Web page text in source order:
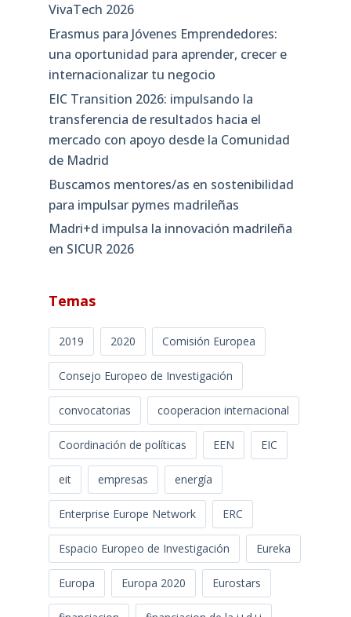
VivaTech 2026
Erasmus para Jóvenes Emprendedores:
una oportunidad para aprender, crecer e
internacionalizar tu negocio
EIC Transition 2026: impulsando la
transferencia de resultados hacia el
mercado con apoyo desde la Comunidad
de Madrid
Buscamos mentores/as en sostenibilidad
para impulsar pymes madrileñas
Madri+d impulsa la innovación madrileña
en SICUR 2026
Temas
2019 2020 Comisión Europea
Consejo Europeo de Investigación
convocatorias cooperacion internacional
Coordinación de políticas EEN EIC
eit empresas energía
Enterprise Europe Network ERC
Espacio Europeo de Investigación Eureka
Europa Europa 2020 Eurostars